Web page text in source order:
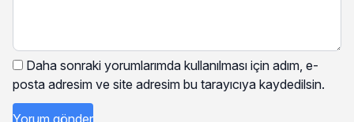
Daha sonraki yorumlarımda kullanılması için adım, e-
posta adresim ve site adresim bu tarayıcıya kaydedilsin.